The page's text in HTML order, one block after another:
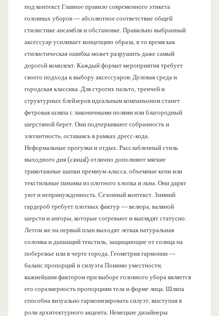
под контекст Главное правило современного этикета
головных уборов — абсолютное соответствие общей
стилистике ансамбля и обстановке. Правильно выбранный
аксессуар усиливает концепцию образа, в то время как
стилистическая ошибка может разрушить даже самый
дорогой комплект. Каждый формат мероприятия требует
своего подхода к выбору аксессуаров: Деловая среда и
городская классика. Для строгих пальто, тренчей и
структурных блейзеров идеальным компаньоном станет
фетровая шляпа с лаконичными полями или благородный
шерстяной берет. Они подчеркивают собранность и
элегантность, оставаясь в рамках дресс-кода.
Неформальные прогулки и отдых. Расслабленный стиль
выходного дня (casual) отлично дополняют мягкие
трикотажные шапки премиум-класса, объемные кепи или
текстильные панамы из плотного хлопка и льна. Они дарят
уют и непринужденность. Сезонный контекст. Зимний
гардероб требует плотных фактур — велюра, валяной
шерсти и ангоры, которые согревают и выглядят статусно.
Летом же на первый план выходят легкая натуральная
соломка и дышащий текстиль, защищающие от солнца на
побережье или в черте города. Геометрия гармонии —
баланс пропорций и силуэта Помимо уместности,
важнейшим фактором при выборе головного убора является
его соразмерность пропорциям тела и форме лица. Шляпа
способна визуально гармонизировать силуэт, выступая в
роли архитектурного акцента. Немецкие дизайнеры